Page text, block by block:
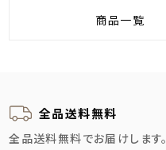
商品一覧
全品送料無料
全品送料無料でお届けします。